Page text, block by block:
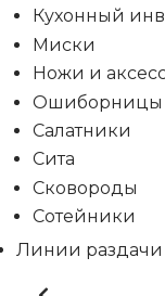
Кухонный
Миски
Ножи и
Ошиборницы
Салатники
Сита
Сковороды
Сотейники
Линии раздачи